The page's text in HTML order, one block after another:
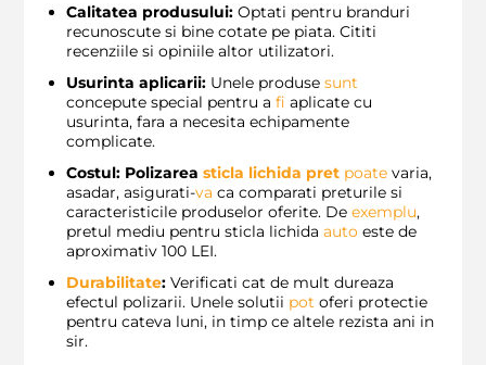
Calitatea produsului: Optati pentru branduri
recunoscute si bine cotate pe piata. Cititi
recenziile si opiniile altor utilizatori.
Usurinta aplicarii: Unele produse sunt
concepute special pentru a fi aplicate cu
usurinta, fara a necesita echipamente
complicate.
Costul: Polizarea sticla lichida pret poate varia,
asadar, asigurati-va ca comparati preturile si
caracteristicile produselor oferite. De exemplu,
pretul mediu pentru sticla lichida auto este de
aproximativ 100 LEI.
Durabilitate: Verificati cat de mult dureaza
efectul polizarii. Unele solutii pot oferi protectie
pentru cateva luni, in timp ce altele rezista ani in
sir.